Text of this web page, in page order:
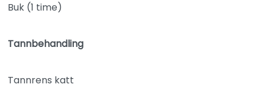
Buk (1 time)
Tannbehandling
Tannrens katt